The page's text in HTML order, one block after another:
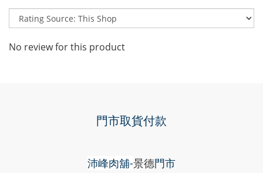
No review for this product
門市取貨付款
沛峰肉舖-景德門市